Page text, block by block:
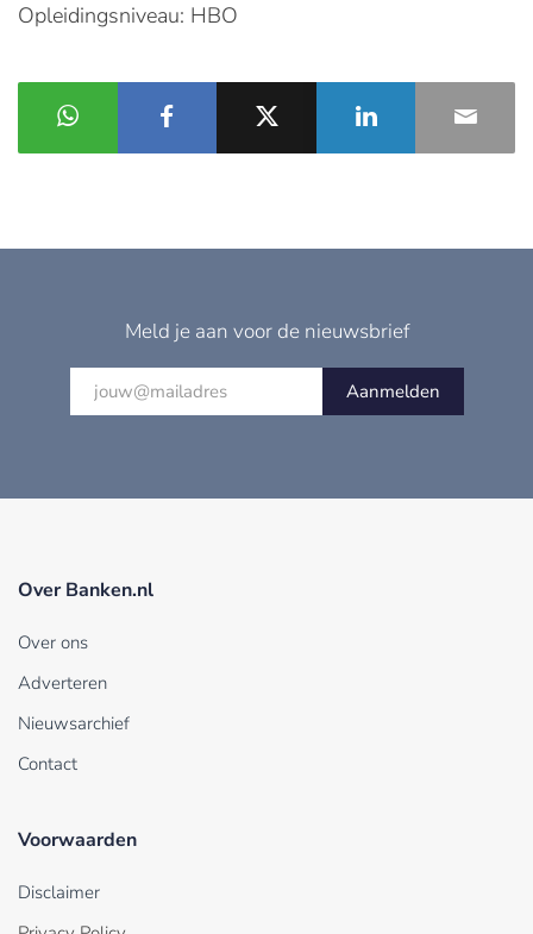
Opleidingsniveau: HBO
Meld je aan voor de nieuwsbrief
Aanmelden
Over Banken.nl
Over ons
Adverteren
Nieuwsarchief
Contact
Voorwaarden
Disclaimer